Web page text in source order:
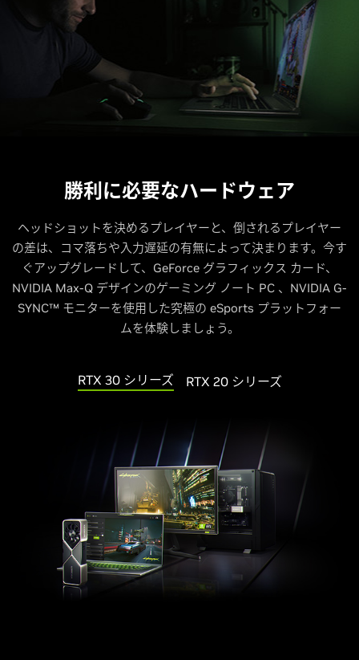
勝利に必要なハードウェア
ヘッドショットを決めるプレイヤーと、倒されるプレイヤー
の差は、コマ落ちや入力遅延の有無によって決まります。今す
ぐアップグレードして、GeForce グラフィックス カード、
NVIDIA Max-Q デザインのゲーミング ノート PC 、NVIDIA G-
SYNC™ モニターを使用した究極の eSports プラットフォー
ムを体験しましょう。
RTX 30 シリーズ RTX 20 シリーズ